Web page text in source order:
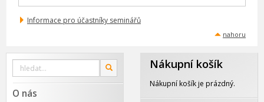
Informace pro účastníky seminářů
nahoru
Vyhledat
webu
OK
O nás
Nákupní košík
Nákupní košík je prázdný.